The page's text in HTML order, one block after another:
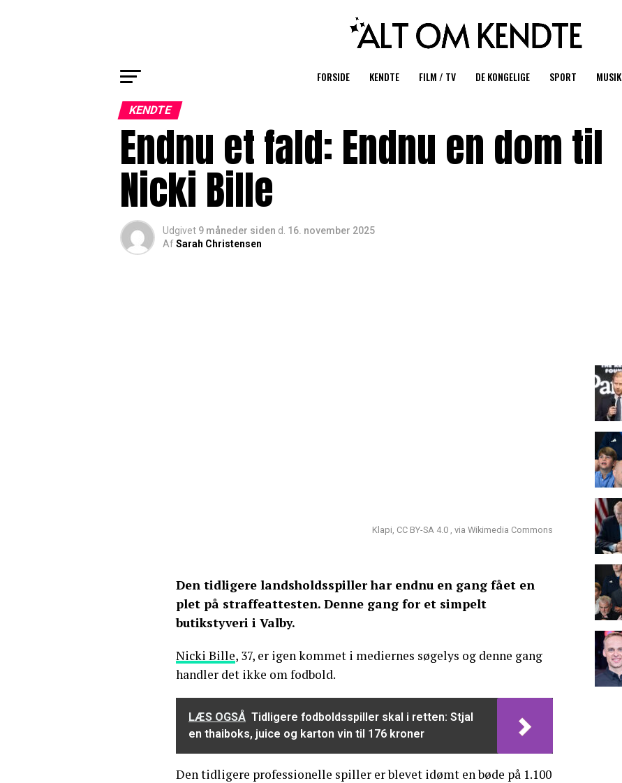
FORSIDE KENDTE FILM / TV DE KONGELIGE SPORT MUSIK
KENDTE
Endnu et fald: Endnu en dom til
Nicki Bille
Udgivet 9 måneder siden d. 16. november 2025
AfSarah Christensen
Klapi, CC BY-SA 4.0 , via Wikimedia Commons
Den tidligere landsholdsspiller har endnu en gang fået en
plet på straffeattesten. Denne gang for et simpelt
butikstyveri i Valby.
Nicki Bille, 37, er igen kommet i mediernes søgelys og denne gang
handler det ikke om fodbold.
LÆS OGSÅ Tidligere fodboldsspiller skal i retten: Stjal
en thaiboks, juice og karton vin til 176 kroner
Den tidligere professionelle spiller er blevet idømt en bøde på 1.100